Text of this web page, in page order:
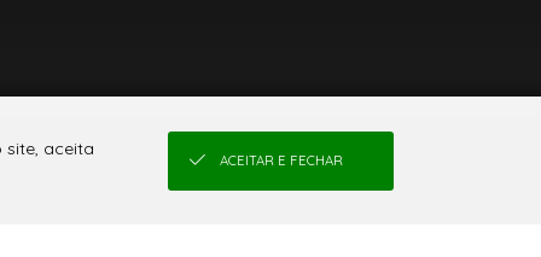
site, aceita
ACEITAR E FECHAR